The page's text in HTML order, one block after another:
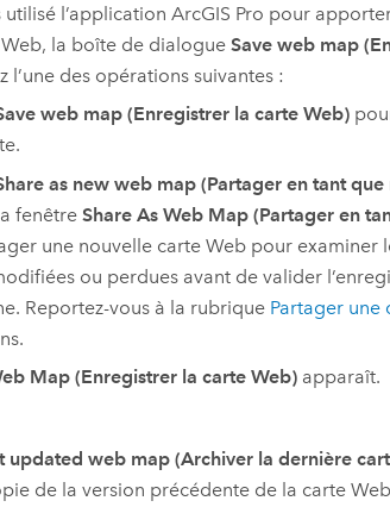
utilisé l’applicationArcGIS Pro pour
la boîte de dialogueSave web map
l’une des opérations suivantes :
web map (Enregistrer la carte Web)
as new web map (Partager en tant
fenêtre Share As Web Map (Partager en
une nouvelle carte Web pour examiner
ou perdues avant de valider
Reportez-vous à la rubrique Partager une
Map (Enregistrer la carte Web) apparaît.
updated web map (Archiver la dernière
de la version précédente de la carte